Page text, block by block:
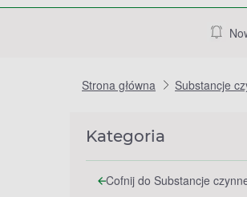
Strona główna Substancje
Kategoria
Cofnij do Substancje